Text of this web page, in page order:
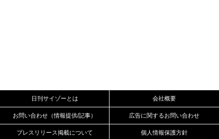
日刊サイゾーとは 会社概要
お問い合わせ（情報提供/記事） 広告に関するお問い合わせ
プレスリリース掲載について 個人情報保護方針